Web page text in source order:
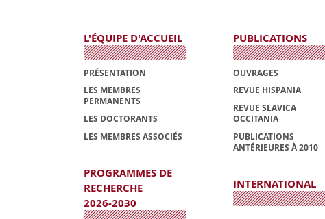
L'ÉQUIPE D'ACCUEIL
PRÉSENTATION
LES MEMBRES
PERMANENTS
LES DOCTORANTS
LES MEMBRES ASSOCIÉS
PROGRAMMES DE
RECHERCHE
2026-2030
PUBLICATIONS
OUVRAGES
REVUE HISPANIA
REVUE SLAVICA
OCCITANIA
PUBLICATIONS
ANTÉRIEURES À 2010
INTERNATIONAL